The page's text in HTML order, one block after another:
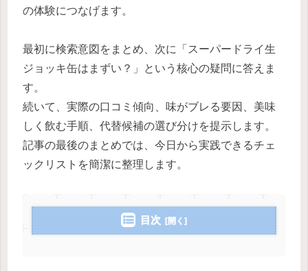
の体験につなげます。
最初に検索意図をまとめ、次に「スーパードライ生
ジョッキ缶はまずい？」という核心の疑問に答えま
す。
続いて、実際の口コミ傾向、味がブレる要因、美味
しく飲む手順、代替候補の選び分けを提示します。
記事の最後のまとめでは、今日から実践できるチェ
ックリストを簡潔に整理します。
目次